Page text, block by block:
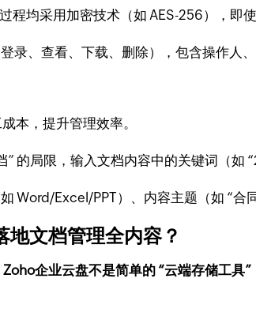
程均采用加密技术（如 AES-256），即
录、查看、下载、删除），包含操作人
本，提升管理效率。
” 的局限，输入文档内容中的关键词（如
Word/Excel/PPT）、内容主题（如 “合
文档管理全内容？
Zoho企业云盘不是简单的 “云端存储工具